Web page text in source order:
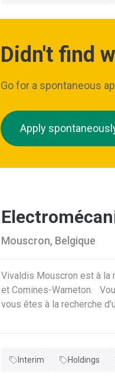
Didn't find
Go for a spontaneous
Apply
Mouscron, Belgique
Vivaldis Mouscron est à la
et Comines-Warneton. Vous êtes : Électromécanicien, Mécanicien Industriel ou encore Technicien ? Si
vous êtes à la recherche
vous offrons la possibilité de
profil ci-dessous :
Interim Holdings